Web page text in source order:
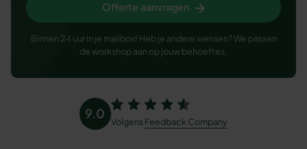
Offerte aanvragen
Binnen 24 uur in je mailbox! Heb je andere wensen? We passen
de workshop aan op jouw behoeftes.
9.0
VolgensFeedback Company